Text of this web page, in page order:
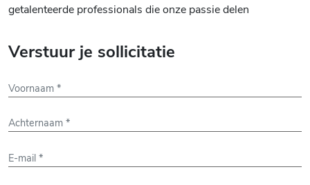
getalenteerde professionals die onze passie delen
Verstuur je sollicitatie